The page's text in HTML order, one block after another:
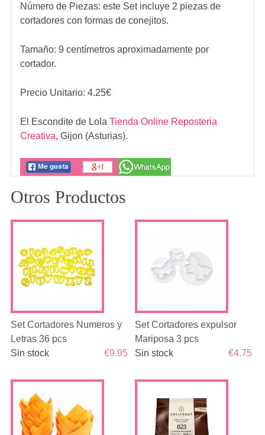
Número de Piezas: este Set incluye 2 piezas de
cortadores con formas de conejitos.
Tamaño: 9 centímetros aproximadamente por
cortador.
Precio Unitario: 4.25€
El Escondite de Lola Tienda Online Reposteria
Creativa, Gijon (Asturias).
Otros Productos
Set Cortadores Numeros y
Letras 36 pcs
€9.95
Sin stock
Set Cortadores expulsor
Mariposa 3 pcs
€4.75
Sin stock